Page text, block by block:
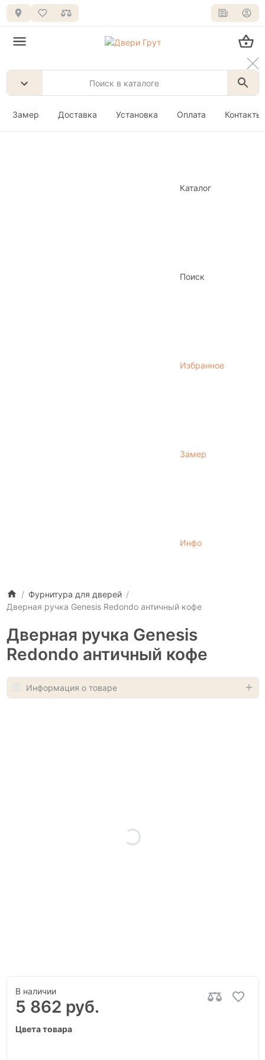
Замер Доставка Установка Оплата Контакты
Каталог
Поиск
Избранное
Замер
Инфо
Фурнитура для дверей
Дверная ручка Genesis Redondo античный кофе
Дверная ручка Genesis
Redondo античный кофе
Информация о товаре
В наличии
5 862 руб.
Цвета товара